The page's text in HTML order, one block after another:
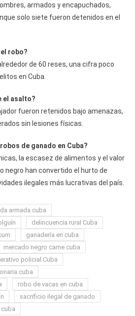
armados y encapuchados,
solo siete fueron detenidos en el
robo?
de 60 reses, una cifra poco
en Cuba.
el asalto?
fueron retenidos bajo amenazas,
sin lesiones físicas.
de ganado en Cuba?
la escasez de alimentos y el valor
negro han convertido el hurto de
ilegales más lucrativas del país.
armada cuba
delincuencia rural Cuba
ganadería en cuba
mercado negro carne cuba
policial Cuba
cuba
robo de vacas en cuba
sacrificio ilegal de ganado